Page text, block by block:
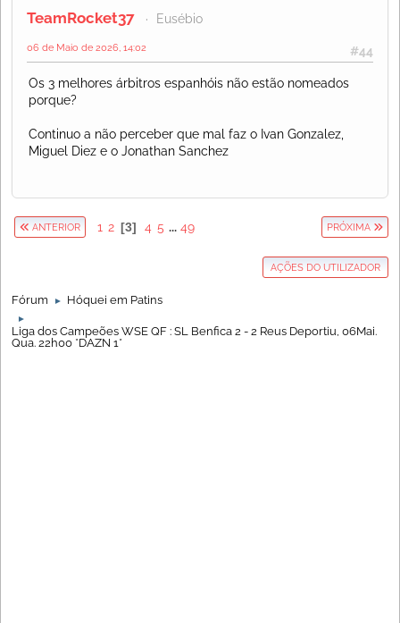
TeamRocket37 Eusébio
#44
06 de Maio de 2026, 14:02
Os 3 melhores árbitros espanhóis não estão nomeados
porque?
Continuo a não perceber que mal faz o Ivan Gonzalez,
Miguel Diez e o Jonathan Sanchez
ANTERIOR 1 2 3 4 5 ... 49 PRÓXIMA
AÇÕES DO UTILIZADOR
Fórum ► Hóquei em Patins
►
Liga dos Campeões WSE QF : SL Benfica 2 - 2 Reus Deportiu, 06Mai.
Qua. 22h00 *DAZN 1*